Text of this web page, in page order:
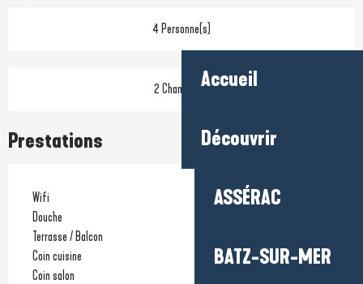
Accueil
Découvrir
ASSÉRAC
BATZ-SUR-MER
4 Personne(s)
2 Chambre(s)
Prestations
Wifi
Douche
Terrasse / Balcon
Coin cuisine
Coin salon